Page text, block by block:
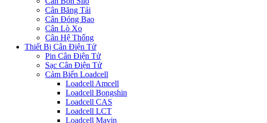
Cân Băng Tải
Cân Đóng Bao
Cân Lò Xo
Cân Hệ Thống
Thiết Bị Cân Điện Tử
Pin Cân Điện Tử
Sạc Cân Điện Tử
Cảm Biến Loadcell
Loadcell Amcell
Loadcell Bongshin
Loadcell CAS
Loadcell LCT
Loadcell Mavin